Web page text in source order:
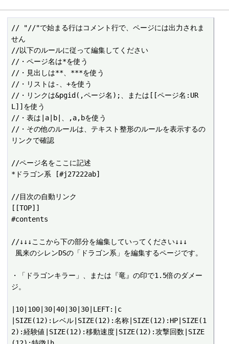
// "//"で始まる行はコメント行で、ページには出力されま
せん
//以下のルールに従って編集してください
//・ページ名は*を使う
//・見出しは**、***を使う
//・リストは-、+を使う
//・リンクは&pgid(,ページ名);、または[[ページ名:UR
L]]を使う
//・表は|a|b|、,a,bを使う
//・その他のルールは、テキスト整形のルールを表示するの
リンクで確認
//ページ名をここに記述
*ドラゴン系 [#j27222ab]
//目次の自動リンク
[[TOP]]
#contents
//↓↓↓ここから下の部分を編集していってください↓↓↓
・「ドラゴンキラー」、または『竜』の印で1.5倍のダメー
ジ。
|10|100|30|40|30|30|LEFT:|c
|SIZE(12):レベル|SIZE(12):名称|SIZE(12):HP|SIZE(1
2):経験値|SIZE(12):移動速度|SIZE(12):攻撃回数|SIZE